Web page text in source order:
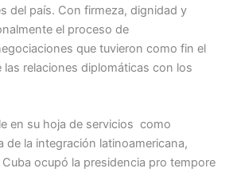
del país. Con firmeza, dignidad y
el proceso de
que tuvieron como fin el
las relaciones diplomáticas con los
en su hoja de servicios como
de la integración latinoamericana,
ocupó la presidencia pro tempore